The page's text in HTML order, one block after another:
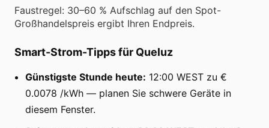
Faustregel: 30–60 % Aufschlag auf den Spot-
Großhandelspreis ergibt Ihren Endpreis.
Smart-Strom-Tipps für Queluz
Günstigste Stunde heute: 12:00 WEST zu €
0.0078 /kWh — planen Sie schwere Geräte in
diesem Fenster.